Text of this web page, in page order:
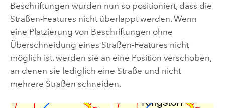
Beschriftungen wurden nun so positioniert, dass die
Straßen-Features nicht überlappt werden. Wenn
eine Platzierung von Beschriftungen ohne
Überschneidung eines Straßen-Features nicht
möglich ist, werden sie an eine Position verschoben,
an denen sie lediglich eine Straße und nicht
mehrere Straßen schneiden.